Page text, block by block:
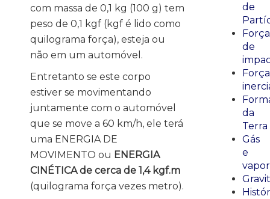
com massa de 0,1 kg (100 g) tem
peso de 0,1 kgf (kgf é lido como
quilograma força), esteja ou
não em um automóvel.
Entretanto se este corpo
estiver se movimentando
juntamente com o automóvel
que se move a 60 km/h, ele terá
uma ENERGIA DE
MOVIMENTO ou ENERGIA
CINÉTICA de cerca de 1,4 kgf.m
(quilograma força vezes metro).
de
Força
de
da
Terra
Gás
e
vapor